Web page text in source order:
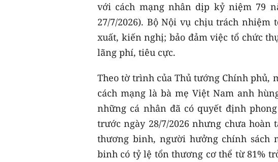
với cách mạng nhân dịp kỷ niệm 79
27/7/2026). Bộ Nội vụ chịu trách
xuất, kiến nghị; bảo đảm việc tổ chức
lãng phí, tiêu cực.
Theo tờ trình của Thủ tướng Chính phủ,
cách mạng là bà mẹ Việt Nam anh
những cá nhân đã có quyết định
trước ngày 28/7/2026 nhưng chưa
thương binh, người hưởng chính
binh có tỷ lệ tổn thương cơ thể từ 81%